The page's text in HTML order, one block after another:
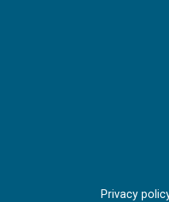
Privacy